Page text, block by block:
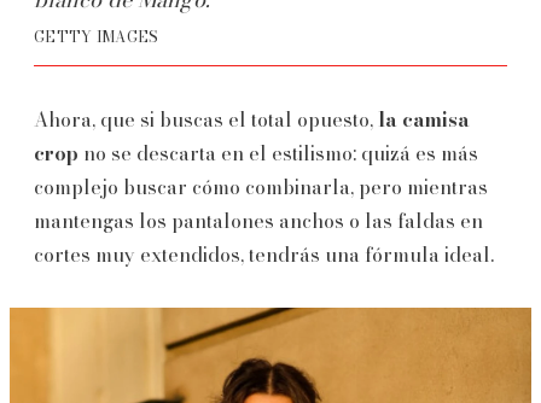
GETTY IMAGES
Ahora, que si buscas el total opuesto, la camisa
crop no se descarta en el estilismo: quizá es más
complejo buscar cómo combinarla, pero mientras
mantengas los pantalones anchos o las faldas en
cortes muy extendidos, tendrás una fórmula ideal.